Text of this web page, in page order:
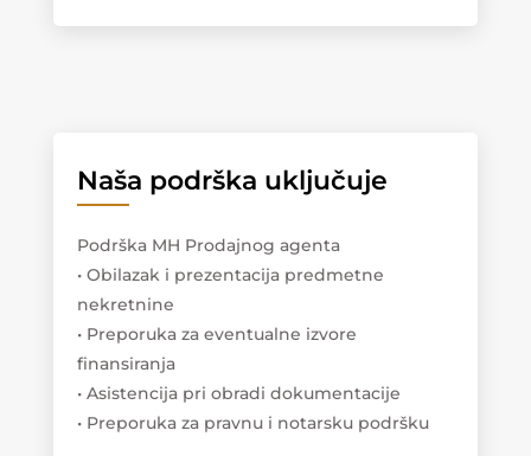
Naša podrška uključuje
Podrška MH Prodajnog agenta
• Obilazak i prezentacija predmetne
nekretnine
• Preporuka za eventualne izvore
finansiranja
• Asistencija pri obradi dokumentacije
• Preporuka za pravnu i notarsku podršku